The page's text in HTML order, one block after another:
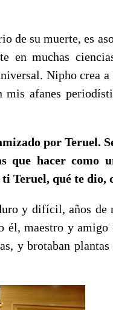
de su muerte, es
en muchas
Nipho crea
afanes
por Teruel.
que hacer como
Teruel, qué te
y difícil, años de
él, maestro y
y brotaban